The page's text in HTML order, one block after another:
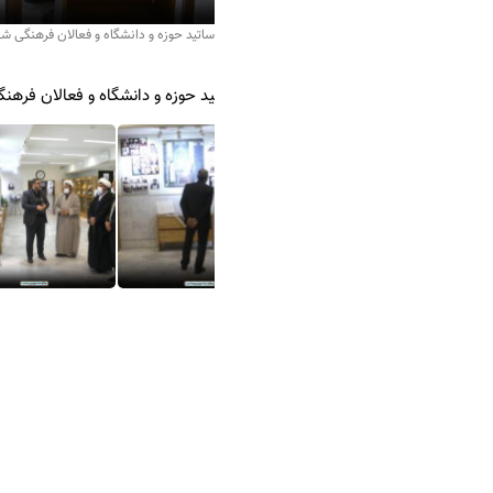
حوزه و دانشگاه و فعالان فرهنگی شهرستان میبد، از مرکز اسناد حوزه و روحانیت
حوزه و دانشگاه و فعالان فرهنگی شهرستان میبد از مرکز اسناد حوزه و